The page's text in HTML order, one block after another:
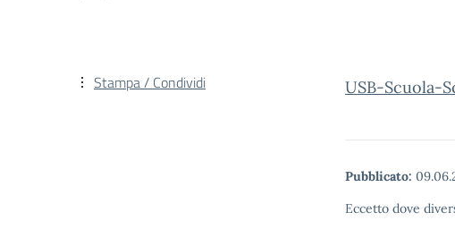
USB-Scuola-
Pubblicato:
Eccetto dove
Stampa / Condividi